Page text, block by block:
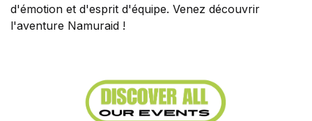
d'émotion et d'esprit d'équipe. Venez découvrir
l'aventure Namuraid !